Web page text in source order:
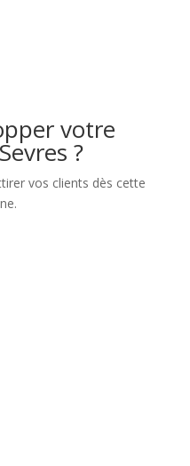
votre
?
vos clients dès cette